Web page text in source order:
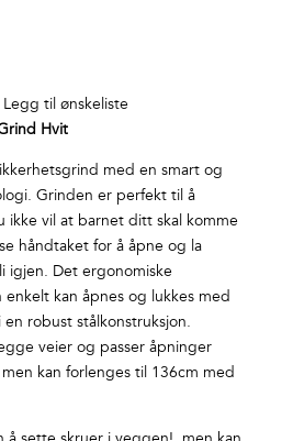
Legg til ønskeliste
Hvit
med en smart og
Grinden er perfekt til å
ikke vil at barnet ditt skal komme
håndtaket for å åpne og la
igjen. Det ergonomiske
kan åpnes og lukkes med
robust stålkonstruksjon.
veier og passer åpninger
kan forlenges til 136cm med